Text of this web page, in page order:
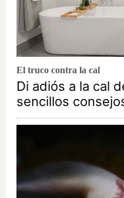
El truco contra la cal
Di adiós a la cal
sencillos